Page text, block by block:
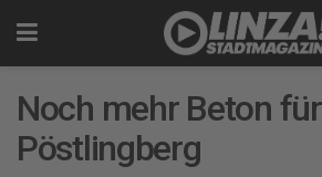
Noch mehr Beton
Pöstlingberg